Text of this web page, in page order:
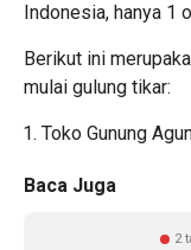
Indonesia, hanya 1
Berikut ini
mulai gulung tikar:
Toko Gunung
Baca Juga
2